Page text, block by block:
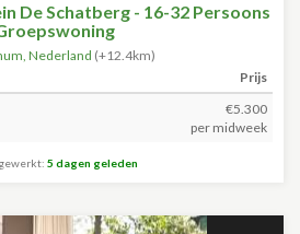
De Schatberg - 16-32 Persoons
, Nederland (+12.4km)
Prijs
€5.300
per midweek
5 dagen geleden